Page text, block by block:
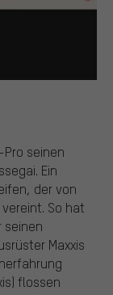
seinen
Ein
der von
So hat
seinen
Maxxis
flossen